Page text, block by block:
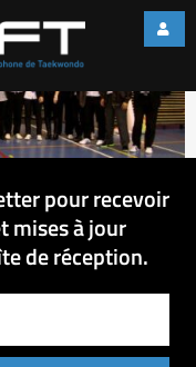
pour recevoir
mises à jour
de réception.